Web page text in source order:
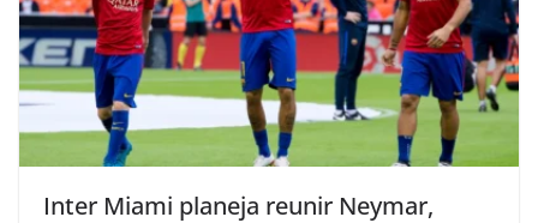
Inter Miami planeja reunir Neymar,